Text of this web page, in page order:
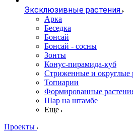
Эксклюзивные растения
Арка
Беседка
Бонсай
Бонсай - сосны
Зонты
Конус-пирамида-куб
Стриженные и округлые
Топиарии
Формированные
Шар на штамбе
Еще
Проекты